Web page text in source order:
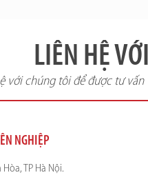
LIÊN HỆ
với chúng tôi để được tư
NGHIỆP
TP Hà Nội.